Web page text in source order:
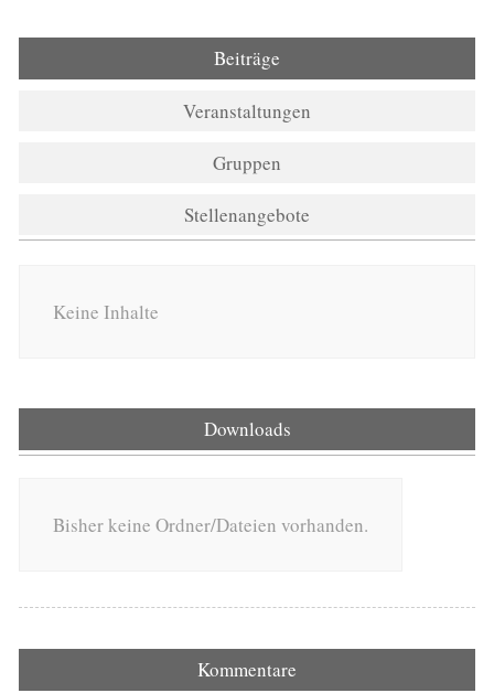
Beiträge
Veranstaltungen
Gruppen
Stellenangebote
Keine Inhalte
Downloads
Bisher keine Ordner/Dateien vorhanden.
Kommentare